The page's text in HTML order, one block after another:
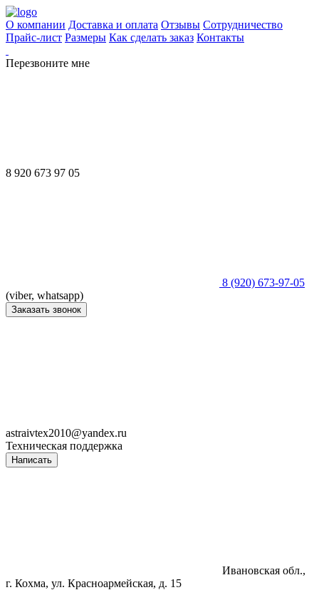
О компании Доставка и оплата Отзывы Сотрудничество
Прайс-лист Размеры Как сделать заказ Контакты
Перезвоните мне
8 920 673 97 05
8 (920) 673-97-05
(viber, whatsapp)
Заказать звонок
astraivtex2010@yandex.ru
Техническая поддержка
Написать
Ивановская обл.,
г. Кохма, ул. Красноармейская, д. 15